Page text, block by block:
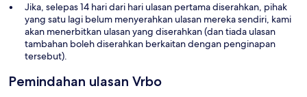
Jika, selepas 14 hari dari hari ulasan pertama diserahkan, pihak
yang satu lagi belum menyerahkan ulasan mereka sendiri, kami
akan menerbitkan ulasan yang diserahkan (dan tiada ulasan
tambahan boleh diserahkan berkaitan dengan penginapan
tersebut).
Pemindahan ulasan Vrbo